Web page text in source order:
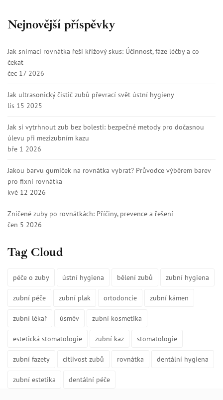
Nejnovější příspěvky
Jak snímací rovnátka řeší křížový skus: Účinnost, fáze léčby a co
čekat
čec 17 2026
Jak ultrasonický čistič zubů převrací svět ústní hygieny
lis 15 2025
Jak si vytrhnout zub bez bolesti: bezpečné metody pro dočasnou
úlevu při mezizubním kazu
bře 1 2026
Jakou barvu gumiček na rovnátka vybrat? Průvodce výběrem barev
pro fixní rovnátka
kvě 12 2026
Zničené zuby po rovnátkách: Příčiny, prevence a řešení
čen 5 2026
Tag Cloud
péče o zuby ústní hygiena bělení zubů zubní hygiena
zubní péče zubní plak ortodoncie zubní kámen
zubní lékař úsměv zubní kosmetika
estetická stomatologie zubní kaz stomatologie
zubní fazety citlivost zubů rovnátka dentální hygiena
zubní estetika dentální péče